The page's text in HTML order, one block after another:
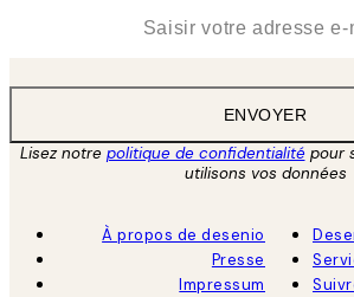
ENVOYER
Lisez notre politique de confidentialitépour
utilisons vos données
À propos de desenio
Presse
Impressum